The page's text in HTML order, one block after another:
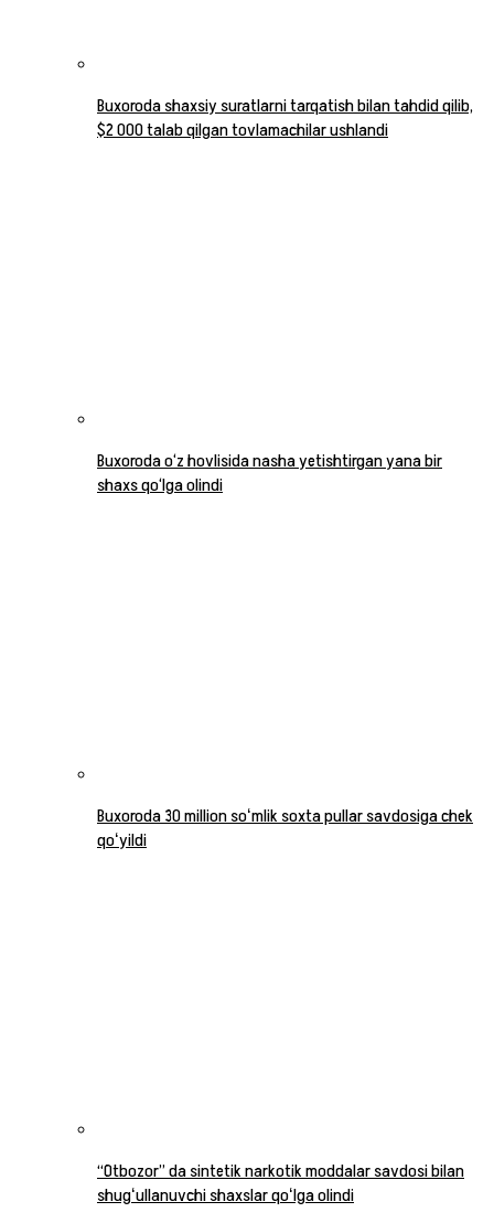
Buxoroda shaxsiy suratlarni tarqatish bilan tahdid qilib,
$2 000 talab qilgan tovlamachilar ushlandi
Buxoroda o‘z hovlisida nasha yetishtirgan yana bir
shaxs qo‘lga olindi
Buxoroda 30 million soʻmlik soxta pullar savdosiga chek
qoʻyildi
“Otbozor” da sintetik narkotik moddalar savdosi bilan
shugʻullanuvchi shaxslar qoʻlga olindi